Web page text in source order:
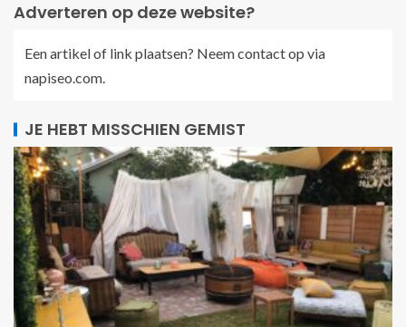
Adverteren op deze website?
Een artikel of link plaatsen? Neem contact op via
napiseo.com.
JE HEBT MISSCHIEN GEMIST